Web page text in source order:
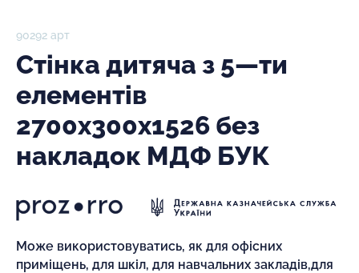
90292 арт
Стінка дитяча з 5—ти
елементів
2700х300х1526 без
накладок МДФ БУК
Може використовуватись, як для офісних
приміщень, для шкіл, для навчальних закладів,для